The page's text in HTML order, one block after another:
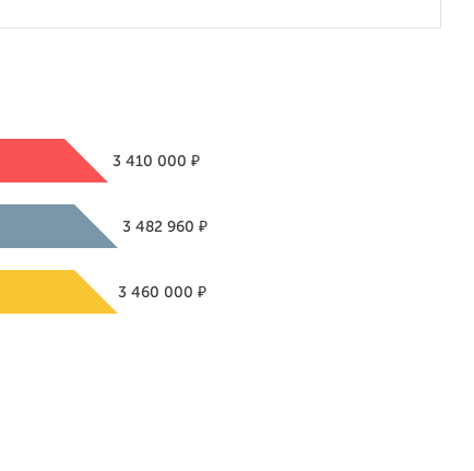
3 410 000 ₽
3 482 960₽
3 460 000₽